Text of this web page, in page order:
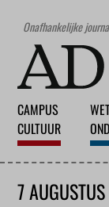
Onafhankelijke
CAMPUS
CULTUUR
7